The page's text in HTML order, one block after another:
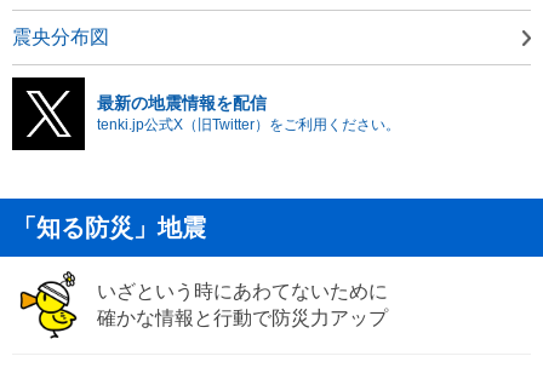
震央分布図
最新の地震情報を配信
tenki.jp公式X（旧Twitter）をご利用ください。
「知る防災」地震
いざという時にあわてないために
確かな情報と行動で防災力アップ